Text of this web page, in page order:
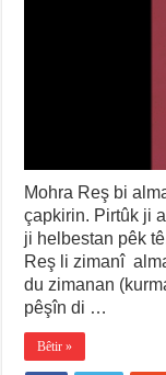
Mohra Reş bi
çapkirin. Pirtûk ji
ji helbestan pêk
Reş li zimanî
du zimanan
pêşîn di …
Bêtir »